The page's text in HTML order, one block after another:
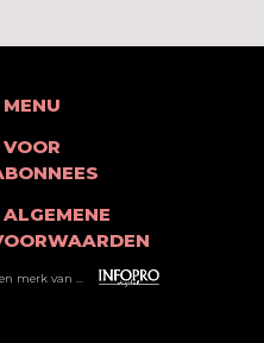
MENU
VOOR
ALGEMENE
merk van ...